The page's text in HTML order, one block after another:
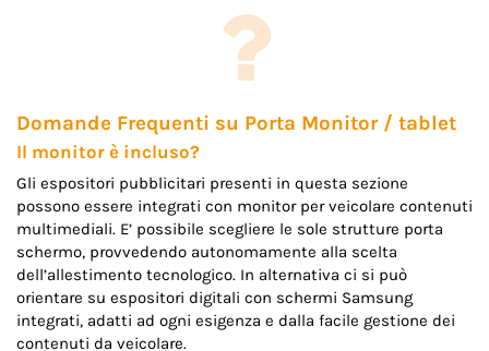
Domande Frequenti su Porta Monitor / tablet
Il monitor è incluso?
Gli espositori pubblicitari presenti in questa sezione
possono essere integrati con monitor per veicolare contenuti
multimediali. E’ possibile scegliere le sole strutture porta
schermo, provvedendo autonomamente alla scelta
dell’allestimento tecnologico. In alternativa ci si può
orientare su espositori digitali con schermi Samsung
integrati, adatti ad ogni esigenza e dalla facile gestione dei
contenuti da veicolare.